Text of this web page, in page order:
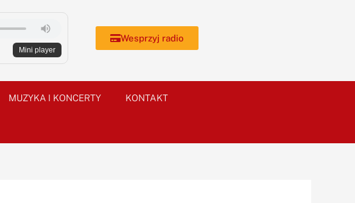
Mini player
Wesprzyj radio
MUZYKA I KONCERTY KONTAKT